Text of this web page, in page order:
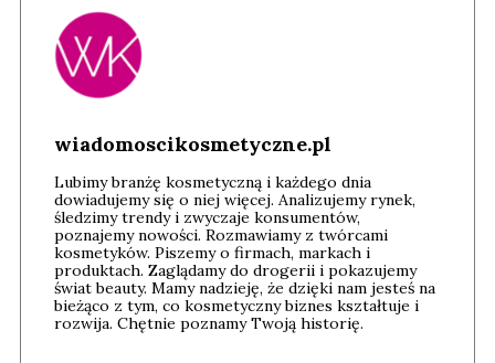
wiadomoscikosmetyczne.pl
Lubimy branżę kosmetyczną i każdego dnia
dowiadujemy się o niej więcej. Analizujemy rynek,
śledzimy trendy i zwyczaje konsumentów,
poznajemy nowości. Rozmawiamy z twórcami
kosmetyków. Piszemy o firmach, markach i
produktach. Zaglądamy do drogerii i pokazujemy
świat beauty. Mamy nadzieję, że dzięki nam jesteś na
bieżąco z tym, co kosmetyczny biznes kształtuje i
rozwija. Chętnie poznamy Twoją historię.